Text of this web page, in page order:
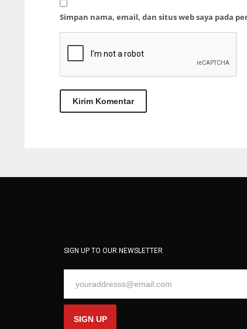
Simpan nama, email, dan situs web saya pada
SIGN UP TO OUR NEWSLETTER
SIGN UP